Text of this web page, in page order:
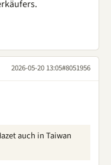
2026-05-20 13:05#8051956
auch in Taiwan